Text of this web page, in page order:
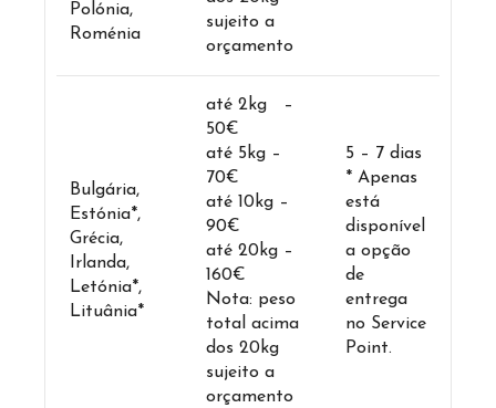
Polónia,
Roménia
sujeito a
orçamento
Bulgária,
Estónia*,
Grécia,
Irlanda,
Letónia*,
Lituânia*
até 2kg –
50€
até 5kg –
70€
até 10kg –
90€
até 20kg –
160€
Nota: peso
total acima
dos 20kg
sujeito a
orçamento
5 – 7 dias
* Apenas
está
disponível
a opção
de
entrega
no Service
Point.